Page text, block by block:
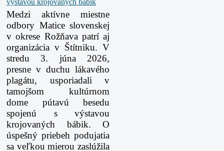
Medzi aktívne miestne
odbory Matice slovenskej
v okrese Rožňava patrí aj
organizácia v Štítniku. V
stredu 3. júna 2026,
presne v duchu lákavého
plagátu, usporiadali v
tamojšom kultúrnom
dome pútavú besedu
spojenú s výstavou
krojovaných bábik. O
úspešný priebeh podujatia
sa veľkou mierou zaslúžila